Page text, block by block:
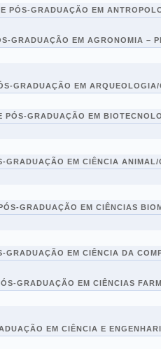
PÓS-GRADUAÇÃO EM
GRADUAÇÃO EM AGRONOMIA –
GRADUAÇÃO EM ARQUEOLOGIA/
GRADUAÇÃO EM
GRADUAÇÃO EM CIÊNCIA ANIMAL/
GRADUAÇÃO EM CIÊNCIAS
EM CIÊNCIA DA
GRADUAÇÃO EM CIÊNCIAS
EM CIÊNCIA E